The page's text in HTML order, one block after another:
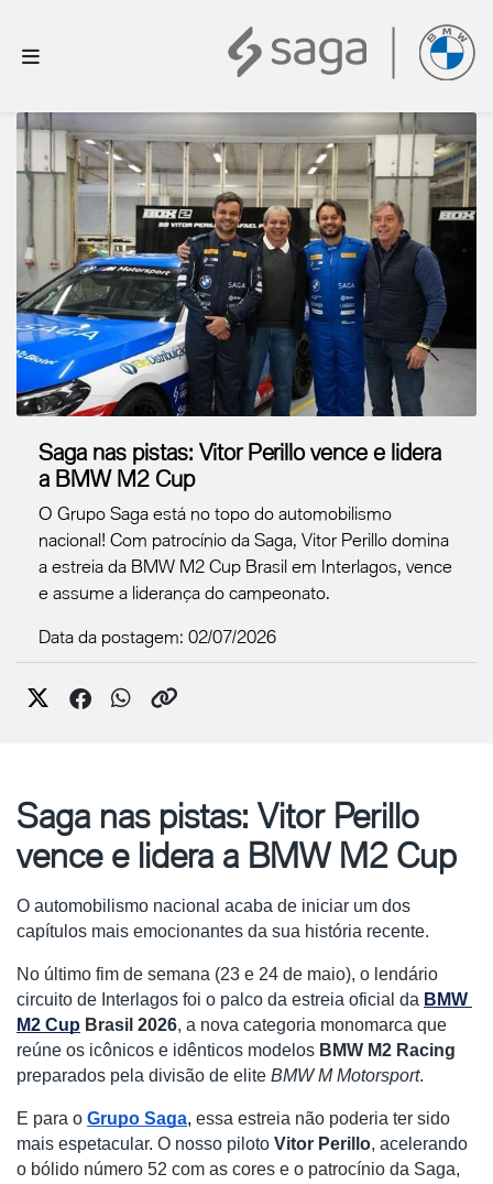
Saga nas pistas: Vitor Perillo vence e lidera
a BMW M2 Cup
O Grupo Saga está no topo do automobilismo
nacional! Com patrocínio da Saga, Vitor Perillo domina
a estreia da BMW M2 Cup Brasil em Interlagos, vence
e assume a liderança do campeonato.
Data da postagem: 02/07/2026
Saga nas pistas: Vitor Perillo
vence e lidera a BMW M2 Cup
O automobilismo nacional acaba de iniciar um dos
capítulos mais emocionantes da sua história recente.
No último fim de semana (23 e 24 de maio), o lendário
circuito de Interlagos foi o palco da estreia oficial da BMW
M2 Cup Brasil 2026, a nova categoria monomarca que
reúne os icônicos e idênticos modelos BMW M2 Racing
preparados pela divisão de elite BMW M Motorsport.
E para o Grupo Saga, essa estreia não poderia ter sido
mais espetacular. O nosso piloto Vitor Perillo, acelerando
o bólido número 52 com as cores e o patrocínio da Saga,